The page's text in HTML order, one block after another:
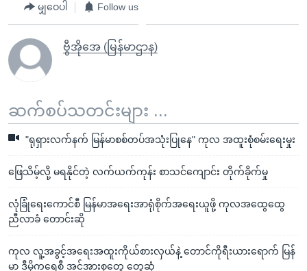
မျှဝေပါ Follow us
ဗွီအိုအေ (မြန်မာဌာန)
ဆက်စပ်သတင်းများ ...
"ရုရှားလက်နက် မြန်မာစစ်တပ်အသုံးပြုနေ" ကုလ အထူးစုံစမ်းရေးမှုး
ဖြေသိမ့်လို့ မရနိုင်တဲ့ လက်ယက်ကုန်း စာသင်ကျောင်း တိုက်ခိုက်မှု
လုံခြုံရေးကောင်စီ မြန်မာအရေးအာရုံစိုက်အရေးယူဖို့ ကုလအထွေထွေ
ညီလာခံ တောင်းဆို
ကုလ လူ့အခွင့်အရေးအထူးကိုယ်စားလှယ်နဲ့ တောင်ကိုရီးယားရောက် မြန်
မာ့ ဒီမိုကရေစီ အင်အားစုတွေ တွေ့ဆုံ